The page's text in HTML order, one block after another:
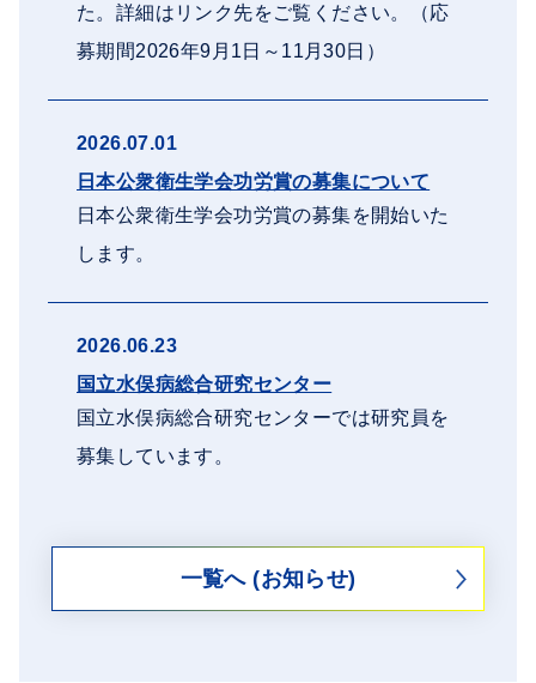
た。詳細はリンク先をご覧ください。（応
募期間2026年9月1日～11月30日）
2026.07.01
日本公衆衛生学会功労賞の募集について
日本公衆衛生学会功労賞の募集を開始いた
します。
2026.06.23
国立水俣病総合研究センター
国立水俣病総合研究センターでは研究員を
募集しています。
一覧へ (お知らせ)